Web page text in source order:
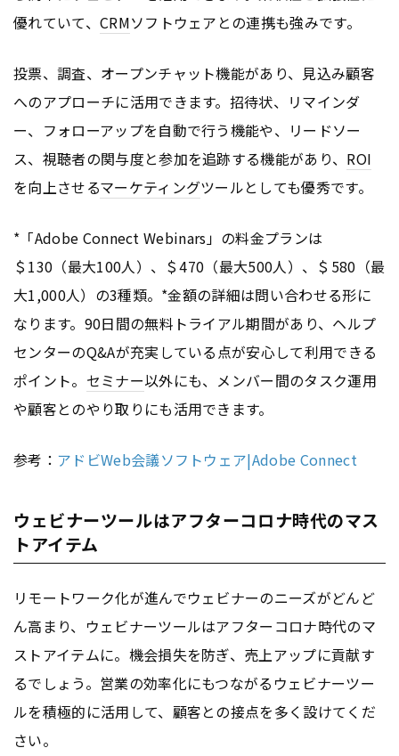
優れていて、 CRMソフトウェアとの連携も強みです。
投票、調査、オープンチャット機能があり、見込み顧客
へのアプローチに活用できます。招待状、リマインダ
ー、フォローアップを自動で行う機能や、リードソー
ス、視聴者の関与度と参加を追跡する機能があり、 ROI
を向上させるマーケティングツールとしても優秀です。
*「Adobe Connect Webinars」の料金プランは
＄130（最大100人）、＄470（最大500人）、＄580（最
大1,000人）の3種類。*金額の詳細は問い合わせる形に
なります。90日間の無料トライアル期間があり、ヘルプ
センターのQ&Aが充実している点が安心して利用できる
ポイント。 セミナー以外にも、メンバー間のタスク運用
や顧客とのやり取りにも活用できます。
参考： アドビWeb会議ソフトウェア|Adobe Connect
ウェビナーツールはアフターコロナ時代のマス
トアイテム
リモートワーク化が進んでウェビナーのニーズがどんど
ん高まり、ウェビナーツールはアフターコロナ時代のマ
ストアイテムに。機会損失を防ぎ、売上アップに貢献す
るでしょう。営業の効率化にもつながるウェビナーツー
ルを積極的に活用して、顧客との接点を多く設けてくだ
さい。